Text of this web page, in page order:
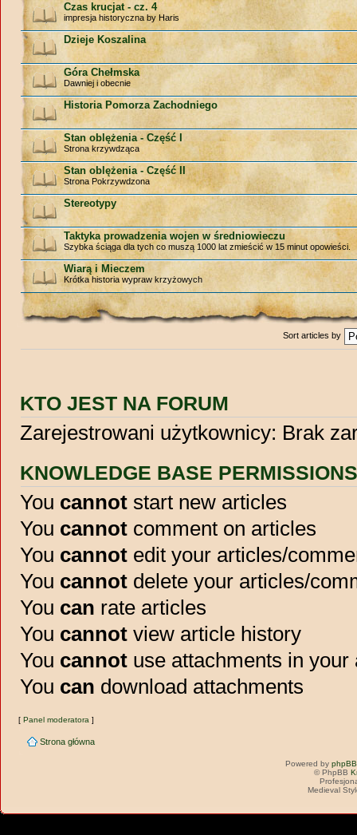
Czas krucjat - cz. 4
impresja historyczna by Haris
Dzieje Koszalina
Góra Chełmska
Dawniej i obecnie
Historia Pomorza Zachodniego
Stan oblężenia - Część I
Strona krzywdząca
Stan oblężenia - Część II
Strona Pokrzywdzona
Stereotypy
Taktyka prowadzenia wojen w średniowieczu
Szybka ściąga dla tych co muszą 1000 lat zmieścić w 15 minut opowieści.
Wiarą i Mieczem
Krótka historia wypraw krzyżowych
Sort articles by
KTO JEST NA FORUM
Zarejestrowani użytkownicy: Brak
KNOWLEDGE BASE
You cannot start new articles
You cannot comment on articles
You cannot edit your articles/
You cannot delete your articles/
You can rate articles
You cannot view article history
You cannot use attachments in
You can download attachments
[Panel moderatora ]
Strona główna
Powered by phpBB
© PhpBB
Medieval